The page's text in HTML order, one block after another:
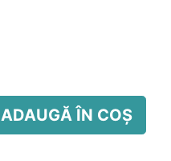
ADAUGĂ ÎN COȘ